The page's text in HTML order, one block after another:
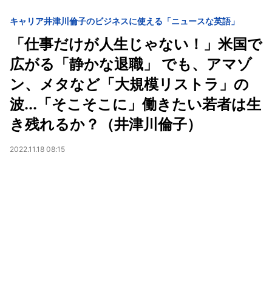
キャリア井津川倫子のビジネスに使える「ニュースな英語」
「仕事だけが人生じゃない！」米国で
広がる「静かな退職」 でも、アマゾ
ン、メタなど「大規模リストラ」の
波...「そこそこに」働きたい若者は生
き残れるか？（井津川倫子）
2022.11.18 08:15